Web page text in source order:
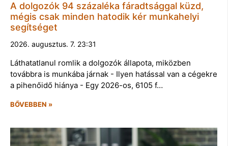
A dolgozók 94 százaléka fáradtsággal küzd,
mégis csak minden hatodik kér munkahelyi
segítséget
2026. augusztus. 7. 23:31
Láthatatlanul romlik a dolgozók állapota, miközben
továbbra is munkába járnak - Ilyen hatással van a cégekre
a pihenőidő hiánya - Egy 2026-os, 6105 f…
BŐVEBBEN »